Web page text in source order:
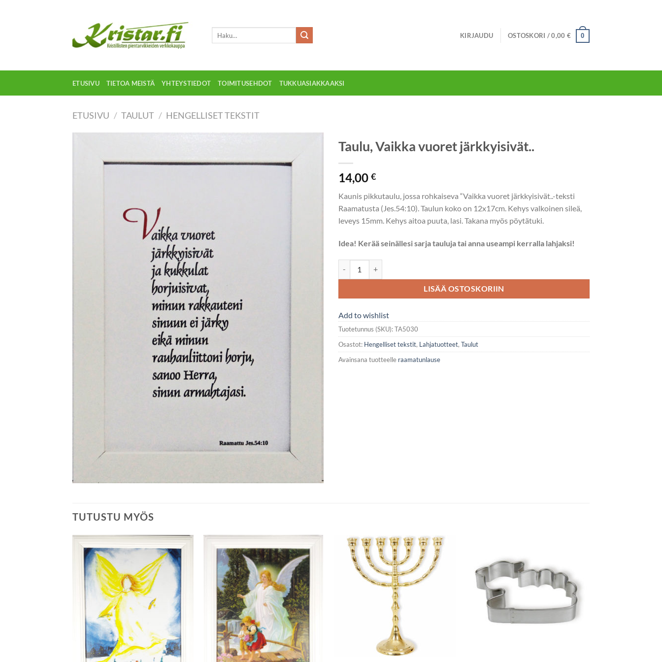
KIRJAUDU OSTOSKORI /0,00 € 0
ETUSIVU TIETOA MEISTÄ YHTEYSTIEDOT TOIMITUSEHDOT TUKKUASIAKKAAKSI
ETUSIVU / TAULUT / HENGELLISET TEKSTIT
Taulu, Vaikka vuoret järkkyisivät..
14,00 €
Kaunis pikkutaulu, jossa rohkaiseva “Vaikka vuoret järkkyisivät..-teksti
Raamatusta (Jes.54:10). Taulun koko on 12x17cm. Kehys valkoinen sileä,
leveys 15mm. Kehys aitoa puuta, lasi. Takana myös pöytätuki.
Idea! Kerää seinällesi sarja tauluja tai anna useampi kerralla lahjaksi!
LISÄÄ OSTOSKORIIN
Add to wishlist
Tuotetunnus (SKU):TA5030
Osastot: Hengelliset tekstit, Lahjatuotteet, Taulut
Avainsana tuotteelle raamatunlause
TUTUSTU MYÖS
Add to
wishlist
Add to
wishlist
Add to
wishlist